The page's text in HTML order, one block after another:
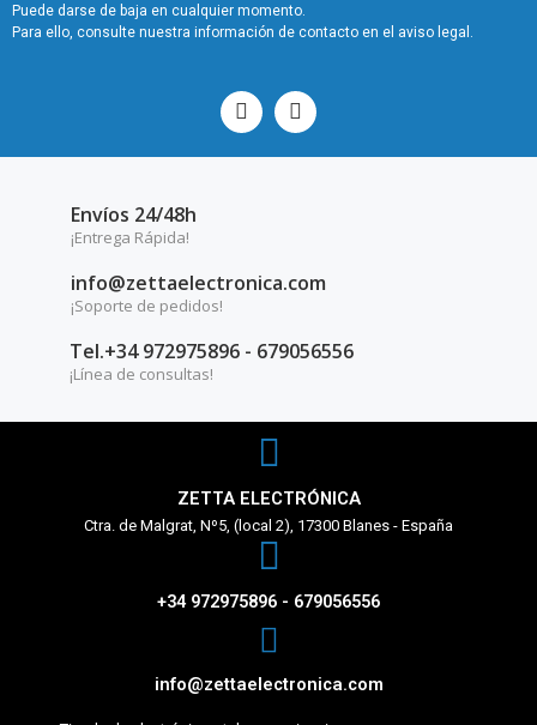
Puede darse de baja en cualquier momento.
Para ello, consulte nuestra información de contacto en el aviso legal.
Envíos 24/48h
¡Entrega Rápida!
info@zettaelectronica.com
¡Soporte de pedidos!
Tel.+34 972975896 - 679056556
¡Línea de consultas!
ZETTA ELECTRÓNICA
Ctra. de Malgrat, Nº5, (local 2), 17300 Blanes - España
+34 972975896 - 679056556
info@zettaelectronica.com